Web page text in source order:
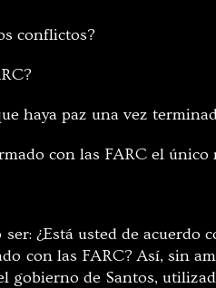
conflictos?
haya paz una vez
con las FARC el
¿Está usted de acuerdo
con las FARC? Así, sin
gobierno de Santos,